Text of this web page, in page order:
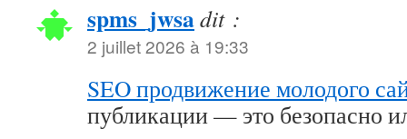
spms_jwsadit :
2 juillet 2026 à 19:33
SEO продвижение молодого
публикации — это безопасно